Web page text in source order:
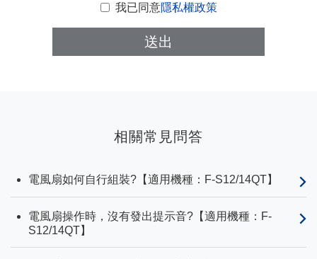
我已同意隱私權政策
送出
相關常見問答
電風扇如何自行組裝?【適用機種：F-S12/14QT】
電風扇操作時，沒有發出提示音?【適用機種：F-
S12/14QT】